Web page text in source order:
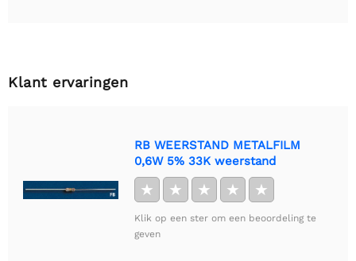
Klant ervaringen
RB WEERSTAND METALFILM
0,6W 5% 33K weerstand
★ ★ ★ ★ ★
Klik op een ster om een beoordeling te
geven